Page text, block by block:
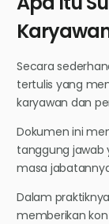
Secara
tertulis yang
karyawan dan
Dokumen ini
tanggung jawab
masa
Dalam
memberikan